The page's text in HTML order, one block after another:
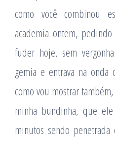
como você combinou
academia ontem,
fuder hoje, sem
gemia e entrava na onda
como vou mostrar
minha bundinha, que
minutos sendo